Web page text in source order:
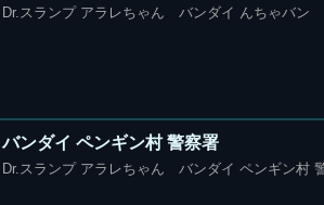
Dr.スランプ アラレちゃん バンダイ んちゃバン
バンダイ ペンギン村 警察署
Dr.スランプ アラレちゃん バンダイ ペンギン村